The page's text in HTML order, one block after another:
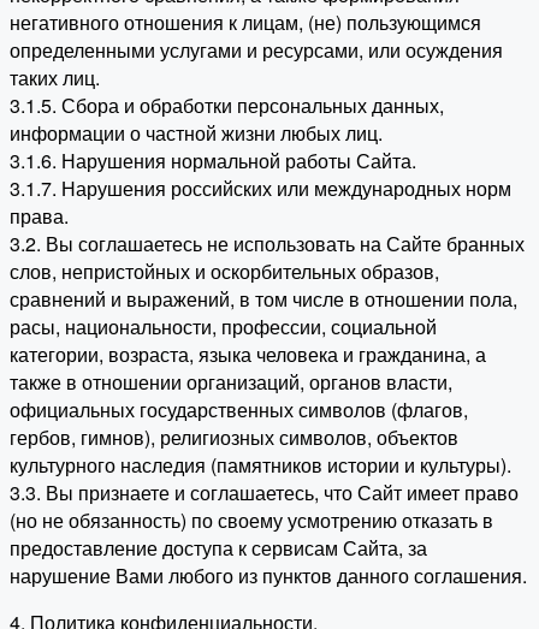
негативного отношения к лицам, (не) пользующимся
определенными услугами и ресурсами, или осуждения
таких лиц.
3.1.5. Сбора и обработки персональных данных,
информации о частной жизни любых лиц.
3.1.6. Нарушения нормальной работы Сайта.
3.1.7. Нарушения российских или международных норм
права.
3.2. Вы соглашаетесь не использовать на Сайте бранных
слов, непристойных и оскорбительных образов,
сравнений и выражений, в том числе в отношении пола,
расы, национальности, профессии, социальной
категории, возраста, языка человека и гражданина, а
также в отношении организаций, органов власти,
официальных государственных символов (флагов,
гербов, гимнов), религиозных символов, объектов
культурного наследия (памятников истории и культуры).
3.3. Вы признаете и соглашаетесь, что Сайт имеет право
(но не обязанность) по своему усмотрению отказать в
предоставление доступа к сервисам Сайта, за
нарушение Вами любого из пунктов данного соглашения.
4. Политика конфиденциальности.